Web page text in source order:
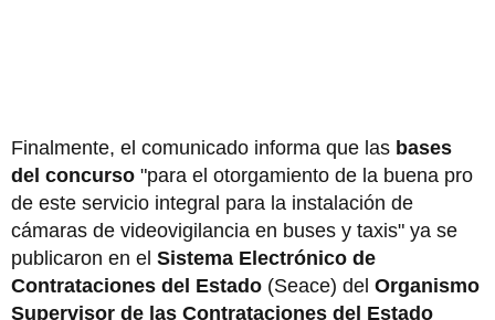
Finalmente, el comunicado informa que las bases
del concurso "para el otorgamiento de la buena pro
de este servicio integral para la instalación de
cámaras de videovigilancia en buses y taxis" ya se
publicaron en el Sistema Electrónico de
Contrataciones del Estado (Seace) del Organismo
Supervisor de las Contrataciones del Estado